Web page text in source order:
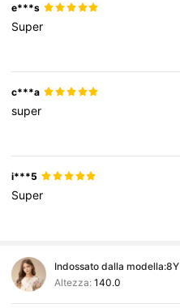
e***s
Super
c***a
super
i***5
Super
Indossato dalla modella:8Y
Altezza: 140.0